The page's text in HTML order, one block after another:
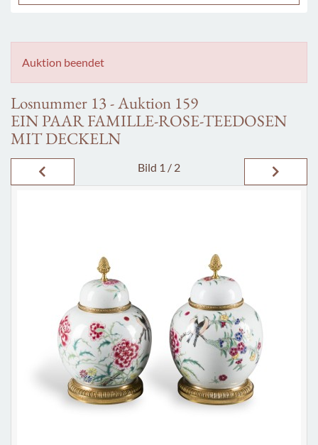
Auktion beendet
Losnummer 13 - Auktion 159
EIN PAAR FAMILLE-ROSE-TEEDOSEN
MIT DECKELN
Bild 1 / 2